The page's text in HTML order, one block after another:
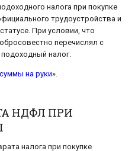
налога при покупке
трудоустройства и
При условии, что
перечислял с
налог.
на руки».
НДФЛ ПРИ
налога при покупке